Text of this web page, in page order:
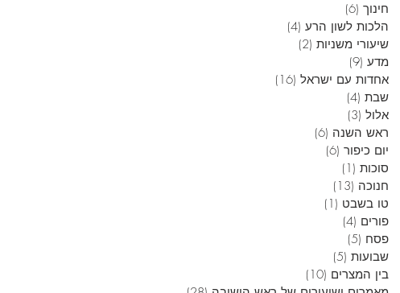
חינוך (6)
הלכות לשון הרע (4)
שיעורי משניות (2)
מדע (9)
אחדות עם ישראל (16)
שבת (4)
אלול (3)
ראש השנה (6)
יום כיפור (6)
סוכות (1)
חנוכה (13)
טו בשבט (1)
פורים (4)
פסח (5)
שבועות (5)
בין המצרים (10)